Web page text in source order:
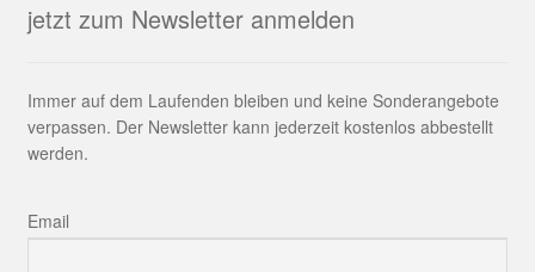
jetzt zum Newsletter anmelden
Immer auf dem Laufenden bleiben und keine Sonderangebote
verpassen. Der Newsletter kann jederzeit kostenlos abbestellt
werden.
Email